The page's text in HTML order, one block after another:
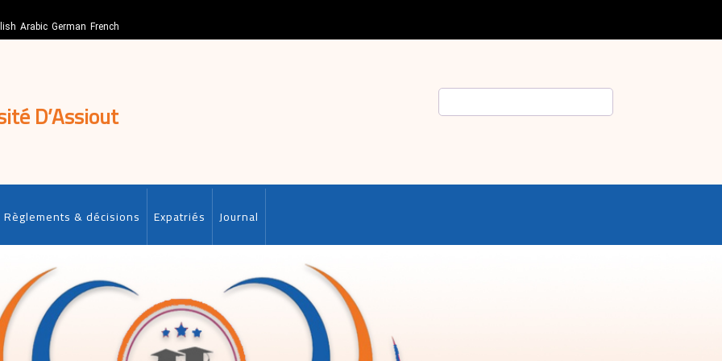
Arabic German French
D’Assiout
Règlements & décisions Expatriés Journal